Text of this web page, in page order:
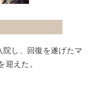
し、回復を遂げたマ
迎えた。